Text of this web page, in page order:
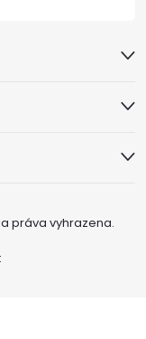
práva vyhrazena.